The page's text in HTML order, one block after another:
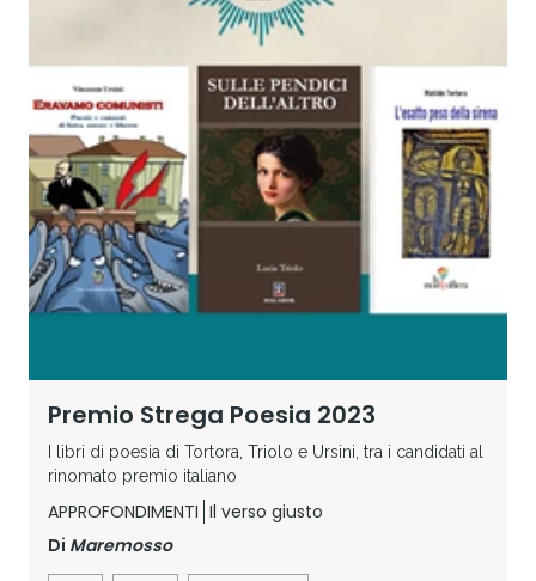
Premio Strega Poesia 2023
I libri di poesia di Tortora, Triolo e Ursini, tra i candidati al
rinomato premio italiano
APPROFONDIMENTI Il verso giusto
Di Maremosso